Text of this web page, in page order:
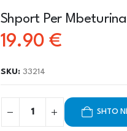
Shport Per
19.90 €
SKU: 33214
SHTO